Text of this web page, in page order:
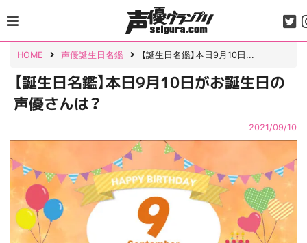
to
content
HOME 声優誕生日名鑑 【誕生日名鑑】本日9月10日...
【誕生日名鑑】本日9月10日がお誕生日の
声優さんは？
2021/09/10